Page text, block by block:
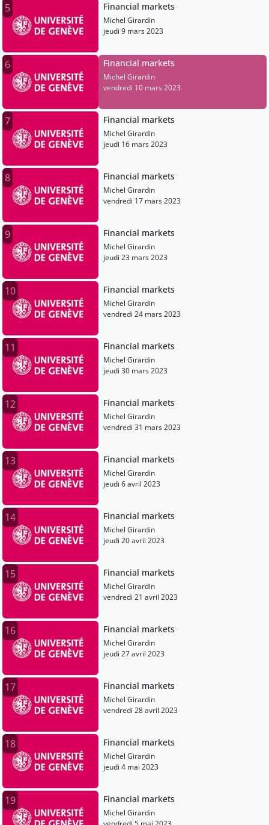
5 Financial markets
Michel Girardin
jeudi 9 mars 2023
6 Financial markets
Michel Girardin
vendredi 10 mars 2023
7 Financial markets
Michel Girardin
jeudi 16 mars 2023
8 Financial markets
Michel Girardin
vendredi 17 mars 2023
9 Financial markets
Michel Girardin
jeudi 23 mars 2023
10 Financial markets
Michel Girardin
vendredi 24 mars 2023
11 Financial markets
Michel Girardin
jeudi 30 mars 2023
12 Financial markets
Michel Girardin
vendredi 31 mars 2023
13 Financial markets
Michel Girardin
jeudi 6 avril 2023
14 Financial markets
Michel Girardin
jeudi 20 avril 2023
15 Financial markets
Michel Girardin
vendredi 21 avril 2023
16 Financial markets
Michel Girardin
jeudi 27 avril 2023
17 Financial markets
Michel Girardin
vendredi 28 avril 2023
18 Financial markets
Michel Girardin
jeudi 4 mai 2023
19 Financial markets
Michel Girardin